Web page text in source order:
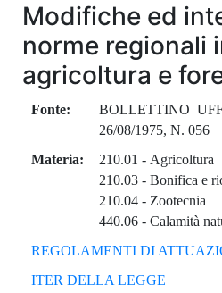
Modifiche ed
norme regionali
agricoltura e
Fonte:
BOLLETTINO
26/08/1975, N. 056
Materia:
210.01 - Agricoltura
210.03- Bonifica e
210.04- Zootecnia
440.06- Calamità
REGOLAMENTI DI
ITER DELLA LEGGE